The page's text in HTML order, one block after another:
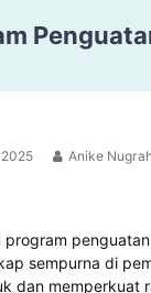
Anike
program
sempurna di
dan memperkuat